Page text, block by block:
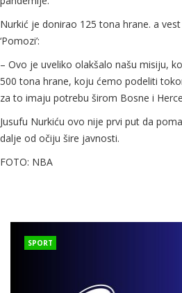
Nurkić je donirao 125 tona hrane. a
‘Pomozi’:
– Ovo je uveliko olakšalo našu misiju,
500 tona hrane, koju ćemo podeliti
za to imaju potrebu širom Bosne i
Jusufu Nurkiću ovo nije prvi put da
dalje od očiju šire javnosti.
FOTO: NBA
SPORT